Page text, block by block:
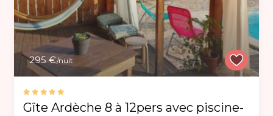
295 €/nuit
Gîte Ardèche 8 à 12pers avec piscine-